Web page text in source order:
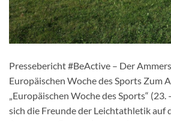
Pressebericht #BeActive – Der
Europäischen Woche des Sports Zum
„Europäischen Woche des Sports“
sich die Freunde der Leichtathletik auf